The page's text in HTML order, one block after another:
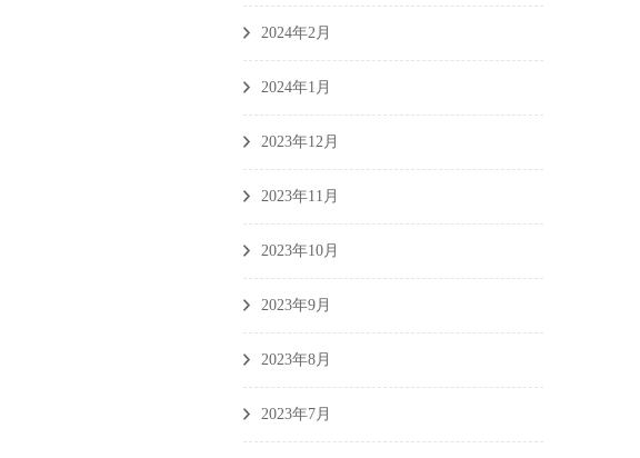
2024年2月
2024年1月
2023年12月
2023年11月
2023年10月
2023年9月
2023年8月
2023年7月